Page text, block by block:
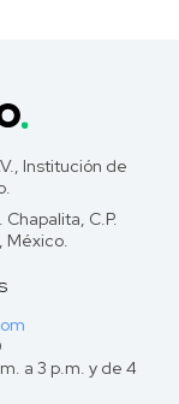
Institución de
Chapalita, C.P.
México.
a 3 p.m. y de 4